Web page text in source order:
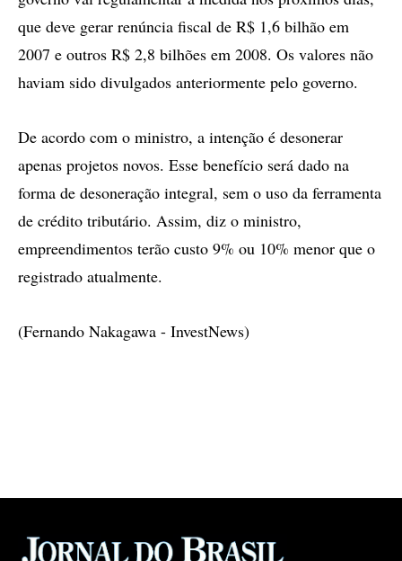
que deve gerar renúncia fiscal de R$ 1,6 bilhão em
2007 e outros R$ 2,8 bilhões em 2008. Os valores não
haviam sido divulgados anteriormente pelo governo.
De acordo com o ministro, a intenção é desonerar
apenas projetos novos. Esse benefício será dado na
forma de desoneração integral, sem o uso da ferramenta
de crédito tributário. Assim, diz o ministro,
empreendimentos terão custo 9% ou 10% menor que o
registrado atualmente.
(Fernando Nakagawa - InvestNews)